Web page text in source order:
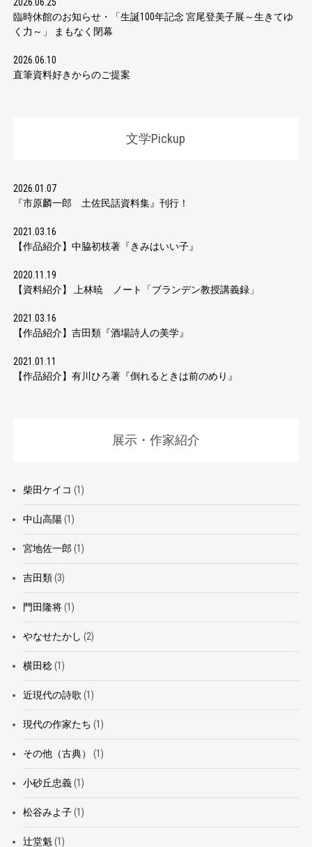
臨時休館のお知らせ・「生誕100年記念 宮尾登美子展～生きてゆ
く力～」 まもなく閉幕
2026.06.10
直筆資料好きからのご提案
文学Pickup
2026.01.07
『市原麟一郎 土佐民話資料集』刊行！
2021.03.16
【作品紹介】中脇初枝著『きみはいい子』
2020.11.19
【資料紹介】 上林暁 ノート「ブランデン教授講義録」
2021.03.16
【作品紹介】吉田類『酒場詩人の美学』
2021.01.11
【作品紹介】有川ひろ著『倒れるときは前のめり』
展示・作家紹介
柴田ケイコ (1)
中山高陽(1)
宮地佐一郎 (1)
吉田類(3)
門田隆将(1)
やなせたかし (2)
横田稔(1)
近現代の詩歌 (1)
現代の作家たち (1)
その他（古典） (1)
小砂丘忠義(1)
松谷みよ子(1)
辻堂魁(1)